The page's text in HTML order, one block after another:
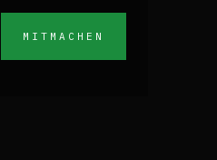
MITMACHEN